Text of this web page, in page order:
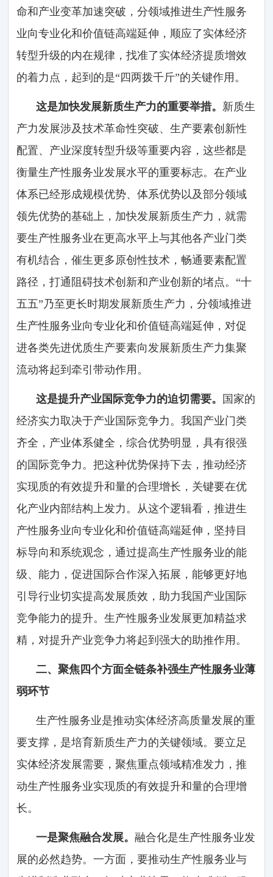
命和产业变革加速突破，分领域推进生产性服务
业向专业化和价值链高端延伸，顺应了实体经济
转型升级的内在规律，找准了实体经济提质增效
的着力点，起到的是“四两拨千斤”的关键作用。
这是加快发展新质生产力的重要举措。 新质生
产力发展涉及技术革命性突破、生产要素创新性
配置、产业深度转型升级等重要内容，这些都是
衡量生产性服务业发展水平的重要标志。在产业
体系已经形成规模优势、体系优势以及部分领域
领先优势的基础上，加快发展新质生产力，就需
要生产性服务业在更高水平上与其他各产业门类
有机结合，催生更多原创性技术，畅通要素配置
路径，打通阻碍技术创新和产业创新的堵点。“十
五五”乃至更长时期发展新质生产力，分领域推进
生产性服务业向专业化和价值链高端延伸，对促
进各类先进优质生产要素向发展新质生产力集聚
流动将起到牵引带动作用。
这是提升产业国际竞争力的迫切需要。 国家的
经济实力取决于产业国际竞争力。我国产业门类
齐全，产业体系健全，综合优势明显，具有很强
的国际竞争力。把这种优势保持下去，推动经济
实现质的有效提升和量的合理增长，关键要在优
化产业内部结构上发力。从这个逻辑看，推进生
产性服务业向专业化和价值链高端延伸，坚持目
标导向和系统观念，通过提高生产性服务业的能
级、能力，促进国际合作深入拓展，能够更好地
引导行业切实提高发展质效，助力我国产业国际
竞争能力的提升。生产性服务业发展更加精益求
精，对提升产业竞争力将起到强大的助推作用。
二、聚焦四个方面全链条补强生产性服务业薄
弱环节
生产性服务业是推动实体经济高质量发展的重
要支撑，是培育新质生产力的关键领域。要立足
实体经济发展需要，聚焦重点领域精准发力，推
动生产性服务业实现质的有效提升和量的合理增
长。
一是聚焦融合发展。融合化是生产性服务业发
展的必然趋势。一方面，要推动生产性服务业与